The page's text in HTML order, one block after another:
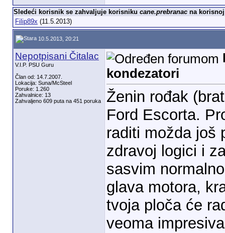
Sledeći korisnik se zahvaljuje korisniku cane.prebranacna
Filip89x (11.5.2013)
10.5.2013, 20:21
Nepotpisani Čitalac
V.I.P. PSU Guru
Član od: 14.7.2007.
Lokacija: Suna/McSteel
Poruke: 1.260
Zahvalnice: 13
Zahvaljeno 609 puta na 451 poruka
kondezatori
Ženin rođak
Ford Escorta.
raditi možda još
zdravoj logici i
sasvim
glava motora,
tvoja ploča će
veoma